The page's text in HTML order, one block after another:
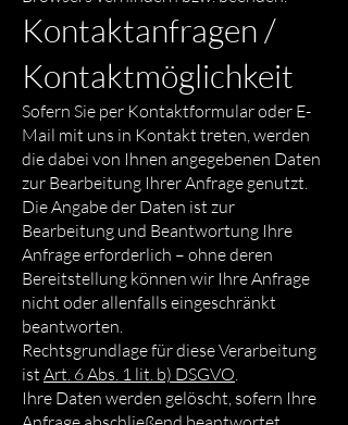
Kontaktanfragen /
Kontaktmöglichkeit
Sofern Sie per Kontaktformular oder E-
Mail mit uns in Kontakt treten, werden
die dabei von Ihnen angegebenen Daten
zur Bearbeitung Ihrer Anfrage genutzt.
Die Angabe der Daten ist zur
Bearbeitung und Beantwortung Ihre
Anfrage erforderlich – ohne deren
Bereitstellung können wir Ihre Anfrage
nicht oder allenfalls eingeschränkt
beantworten.
Rechtsgrundlage für diese Verarbeitung
ist Art. 6 Abs. 1 lit. b) DSGVO.
Ihre Daten werden gelöscht, sofern Ihre